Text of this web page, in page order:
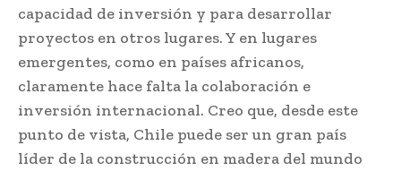
capacidad de inversión y para desarrollar
proyectos en otros lugares. Y en lugares
emergentes, como en países africanos,
claramente hace falta la colaboración e
inversión internacional. Creo que, desde este
punto de vista, Chile puede ser un gran país
líder de la construcción en madera del mundo